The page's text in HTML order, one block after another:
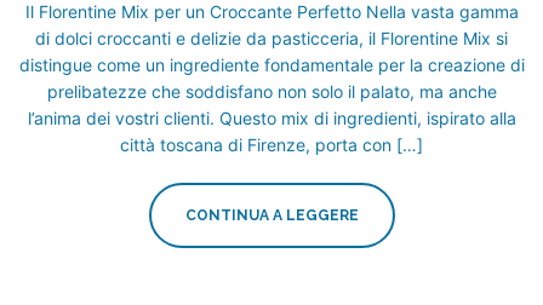
Il Florentine Mix per un Croccante Perfetto Nella vasta gamma
di dolci croccanti e delizie da pasticceria, il Florentine Mix si
distingue come un ingrediente fondamentale per la creazione di
prelibatezze che soddisfano non solo il palato, ma anche
l’anima dei vostri clienti. Questo mix di ingredienti, ispirato alla
città toscana di Firenze, porta con […]
CONTINUA A LEGGERE